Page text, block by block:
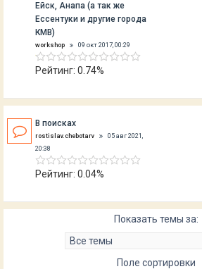
Ейск, Анапа (а так же
Ессентуки и другие города
КМВ)
workshop 09 окт 2017, 00:29
Рейтинг: 0.74%
В поисках
rostislav.chebotarv
05 авг 2021,
20:38
Рейтинг: 0.04%
Показать темы за:
Поле сортировки